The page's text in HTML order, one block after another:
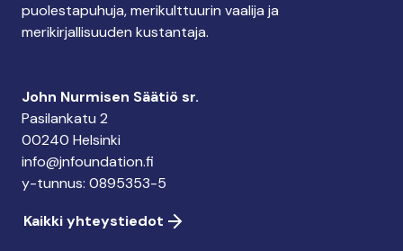
puolestapuhuja, merikulttuurin vaalija ja
merikirjallisuuden kustantaja.
John Nurmisen Säätiö sr.
Pasilankatu 2
00240 Helsinki
info@jnfoundation.fi
y-tunnus: 0895353-5
Kaikki yhteystiedot